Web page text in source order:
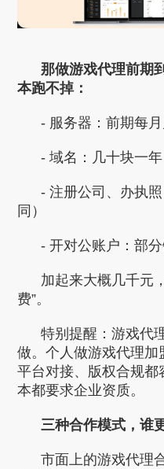
那做游戏代理前期
本跑不掉：
- 服务器：前期每
- 域名：几十块一年
- 注册公司、办执
同）
- 开对公账户：部
加起来大概几千元
费”。
特别提醒：游戏代
做。个人做游戏代理加
平台对接、版权合规
本都要求企业资质。
三种合作模式，谁
市面上的游戏代理